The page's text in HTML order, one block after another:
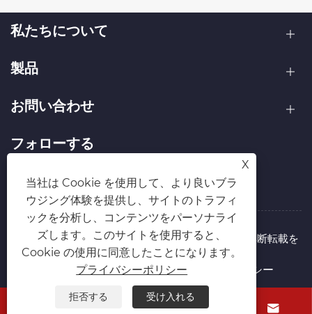
私たちについて
製品
お問い合わせ
フォローする
著作権 © 2026 四開達（天津）国際貿易有限公司 無断転載を
禁じます。
Sitemap RSSXMLプライバシーポリシー
 
X
当社は Cookie を使用して、より良いブラ
ウジング体験を提供し、サイトのトラフィ
ックを分析し、コンテンツをパーソナライ
ズします。このサイトを使用すると、
Cookie の使用に同意したことになります。
プライバシーポリシー
拒否する 受け入れる